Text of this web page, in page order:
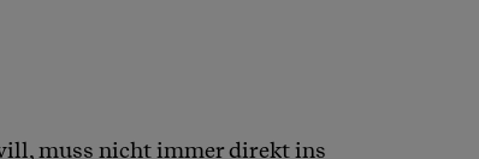
muss nicht immer direkt ins